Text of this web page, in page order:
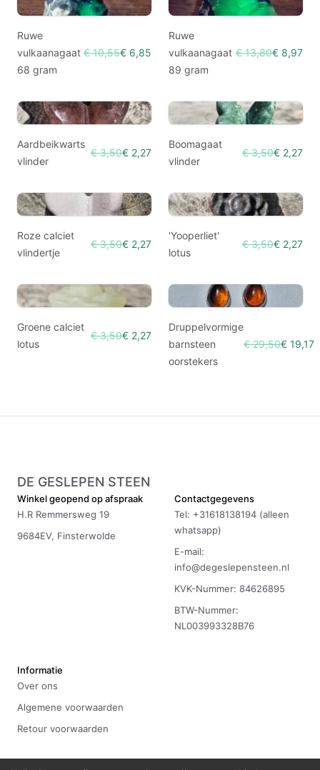
Ruwe
vulkaanagaat
68 gram
€ 10,55€ 6,85
Ruwe
vulkaanagaat
89 gram
€ 13,80€ 8,97
Aardbeikwarts
vlinder
€ 3,50€ 2,27
Boomagaat
vlinder
€ 3,50€ 2,27
Roze calciet
vlindertje
€ 3,50€ 2,27
'Yooperliet'
lotus
€ 3,50€ 2,27
Groene calciet
lotus
€ 3,50€ 2,27
Druppelvormige
barnsteen
oorstekers
€ 29,50€ 19,17
DE GESLEPEN STEEN
Winkel geopend op afspraak
H.R Remmersweg 19
9684EV, Finsterwolde
Contactgegevens
Tel: +31618138194 (alleen
whatsapp)
E-mail:
info@degeslepensteen.nl
KVK-Nummer: 84626895
BTW-Nummer:
NL003993328B76
Informatie
Over ons
Algemene voorwaarden
Retour voorwaarden